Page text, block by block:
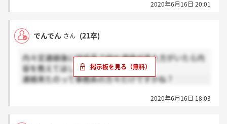
の国立大学おおめって感じですよ。
2020年6月16日 20:01
でんでん さん (21卒)
内々定連絡後に技術系で何か連絡が来た方がいたら内
容を教えてほしいです。
連絡来たのって事務系の方々だけですかね？
2020年6月16日 18:03